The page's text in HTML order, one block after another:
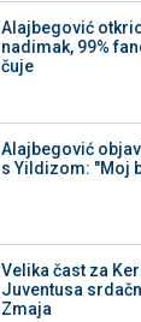
Alajbegović
nadimak, 99%
čuje
Alajbegović
s Yildizom: "Moj
Velika čast za
Juventusa
Zmaja